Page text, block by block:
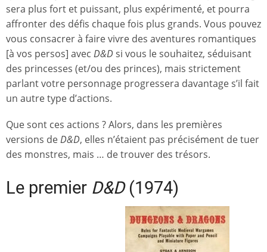
sera plus fort et puissant, plus expérimenté, et pourra
affronter des défis chaque fois plus grands. Vous pouvez
vous consacrer à faire vivre des aventures romantiques
[à vos persos] avec D&Dsi vous le souhaitez, séduisant
des princesses (et/ou des princes), mais strictement
parlant votre personnage progressera davantage s’il fait
un autre type d’actions.
Que sont ces actions ? Alors, dans les premières
versions deD&D, elles n’étaient pas précisément de tuer
des monstres, mais … de trouver des trésors.
Le premier D&D(1974)